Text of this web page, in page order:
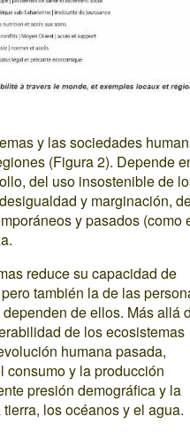
y las sociedades
(Figura 2). Depende
del uso insostenible de
y marginación,
y pasados (como
reduce su capacidad de
también la de las
de ellos. Más allá
de los ecosistemas
humana pasada,
consumo y la producción
presión demográfica y la
los océanos y el agua.